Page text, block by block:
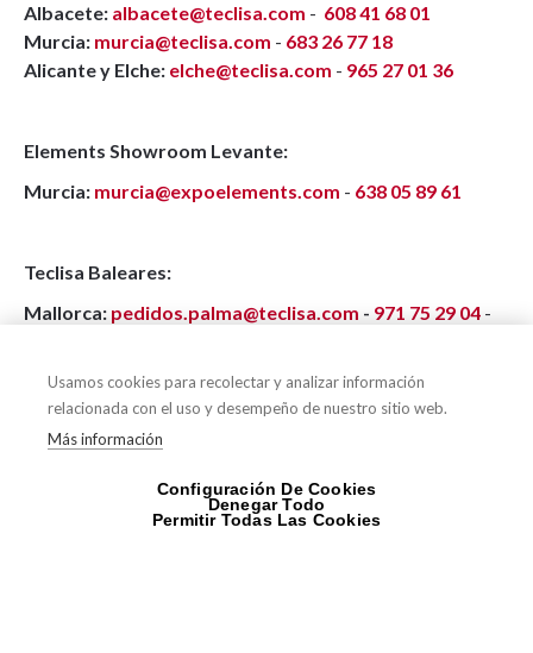
Albacete: albacete@teclisa.com - 608 41 68 01
Murcia: murcia@teclisa.com - 683 26 77 18
Alicante y Elche: elche@teclisa.com - 965 27 01 36
Elements Showroom Levante:
Murcia: murcia@expoelements.com - 638 05 89 61
Teclisa Baleares:
Mallorca: pedidos.palma@teclisa.com - 971 75 29 04 -
Compártelo en tu red social favorita
Usamos cookies para recolectar y analizar información
relacionada con el uso y desempeño de nuestro sitio web.
Más información
Configuración De Cookies
Denegar Todo
Permitir Todas Las Cookies